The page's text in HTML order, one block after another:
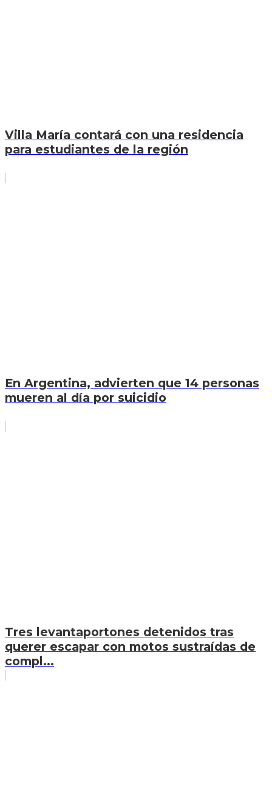
Villa María contará con una residencia
para estudiantes de la región
En Argentina, advierten que 14 personas
mueren al día por suicidio
Tres levantaportones detenidos tras
querer escapar con motos sustraídas de
compl...